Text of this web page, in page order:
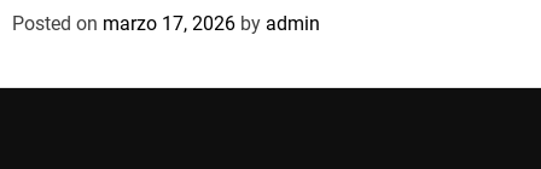
Posted on marzo 17, 2026 by admin